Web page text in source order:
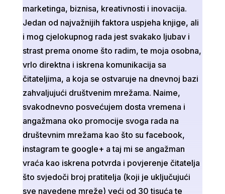
marketinga, biznisa, kreativnosti i inovacija.
Jedan od najvažnijih faktora uspjeha knjige, ali
i mog cjelokupnog rada jest svakako ljubav i
strast prema onome što radim, te moja osobna,
vrlo direktna i iskrena komunikacija sa
čitateljima, a koja se ostvaruje na dnevnoj bazi
zahvaljujući društvenim mrežama. Naime,
svakodnevno posvećujem dosta vremena i
angažmana oko promocije svoga rada na
društevnim mrežama kao što su facebook,
instagram te google+ a taj mi se angažman
vraća kao iskrena potvrda i povjerenje čitatelja
što svjedoči broj pratitelja (koji je uključujući
sve navedene mreže) veći od 30 tisuća te